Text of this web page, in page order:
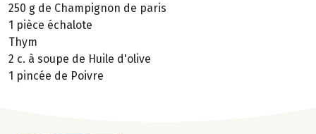
250 g de Champignon de paris
1 pièce échalote
Thym
2 c. à soupe de Huile d'olive
1 pincée de Poivre